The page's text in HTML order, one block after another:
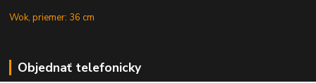
Wok, priemer: 36 cm
Objednať telefonicky